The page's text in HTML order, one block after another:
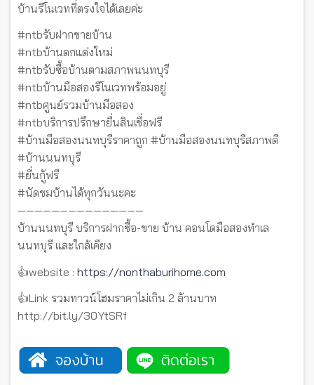
บ้านรีโนเวทที่ตรงใจได้เลยค่ะ
#ntbรับฝากขายบ้าน
#ntbบ้านตกแต่งใหม่
#ntbรับซื้อบ้านตามสภาพนนทบุรี
#ntbบ้านมือสองรีโนเวทพร้อมอยู่
#ntbศูนย์รวมบ้านมือสอง
#ntbบริการปรึกษายื่นสินเชื่อฟรี
#บ้านมือสองนนทบุรีราคาถูก #บ้านมือสองนนทบุรีสภาพดี
#บ้านนนทบุรี
#ยื่นกู้ฟรี
#นัดชมบ้านได้ทุกวันนะคะ
———————————————
บ้านนนทบุรี บริการฝากซื้อ-ขาย บ้าน คอนโดมือสองทำเล
นนทบุรี และใกล้เคียง
👍website : https://nonthaburihome.com
👍Link รวมทาวน์โฮมราคาไม่เกิน 2 ล้านบาท
http://bit.ly/30YtSRf